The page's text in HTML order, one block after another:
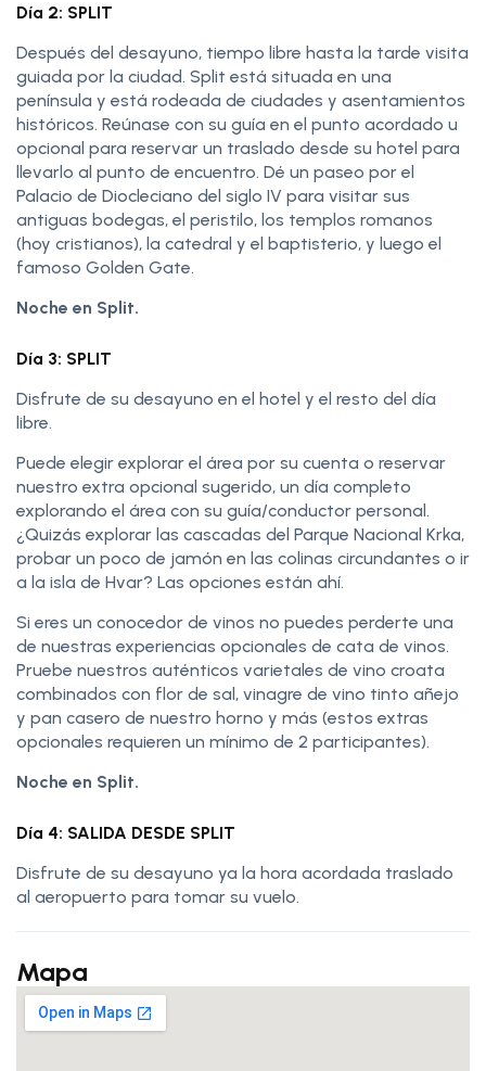
Día 2: SPLIT
Después del desayuno, tiempo libre hasta la tarde visita
guiada por la ciudad. Split está situada en una
península y está rodeada de ciudades y asentamientos
históricos. Reúnase con su guía en el punto acordado u
opcional para reservar un traslado desde su hotel para
llevarlo al punto de encuentro. Dé un paseo por el
Palacio de Diocleciano del siglo IV para visitar sus
antiguas bodegas, el peristilo, los templos romanos
(hoy cristianos), la catedral y el baptisterio, y luego el
famoso Golden Gate.
Noche en Split.
Día 3: SPLIT
Disfrute de su desayuno en el hotel y el resto del día
libre.
Puede elegir explorar el área por su cuenta o reservar
nuestro extra opcional sugerido, un día completo
explorando el área con su guía/conductor personal.
¿Quizás explorar las cascadas del Parque Nacional Krka,
probar un poco de jamón en las colinas circundantes o ir
a la isla de Hvar? Las opciones están ahí.
Si eres un conocedor de vinos no puedes perderte una
de nuestras experiencias opcionales de cata de vinos.
Pruebe nuestros auténticos varietales de vino croata
combinados con flor de sal, vinagre de vino tinto añejo
y pan casero de nuestro horno y más (estos extras
opcionales requieren un mínimo de 2 participantes).
Noche en Split.
Día 4: SALIDA DESDE SPLIT
Disfrute de su desayuno ya la hora acordada traslado
al aeropuerto para tomar su vuelo.
Mapa